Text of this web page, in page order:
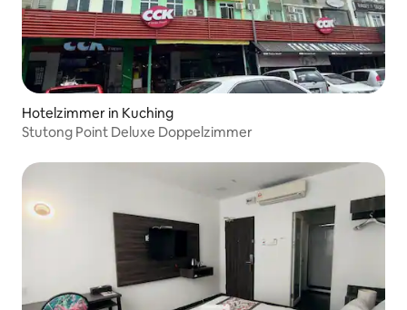
Hotelzimmer in Kuching
Stutong Point Deluxe Doppelzimmer